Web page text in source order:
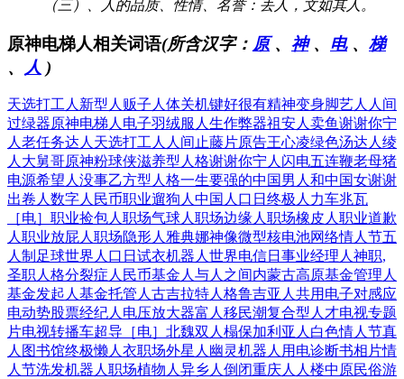
（三）、人的品质、性情、名誉：丢人，文如其人。
原神电梯人相关词语(所含汉字： 原、 神、 电、 梯
、
人 )
天选打工人 新型人贩子 人体关机键好很有精神变身脚艺人 人间
过绿器原神电梯人 电子羽绒服 人生作弊器祖安人卖鱼谢谢你宁
人 老任务达人 天选打工人 人间止藤片原告王心凌绿色汤达人 绫
人大舅哥原神粉球侠滋养型人格谢谢你宁人 闪电五连鞭老母猪
电源希望人没事乙方型人格一生要强的中国男人和中国女谢谢
出卷人 数字人民币职业遛狗人 中国人口日 终极人力车兆瓦
［电］ 职业捡包人 职场气球人 职场边缘人 职场橡皮人 职业道歉
人 职业放屁人 职场隐形人 雅典娜神像微型核电池网络情人节五
人制足球世界人口日 试衣机器人 世界电信日 事业经理人 神职,
圣职 人格分裂症 人民币基金 人与人之间内蒙古高原基金管理人
基金发起人 基金托管人 古吉拉特人 格鲁吉亚人 共用电子对感应
电动势股票经纪人 电压放大器富人移民潮复合型人才电视专题
片电视转播车超导［电］ 北魏双人榻保加利亚人 白色情人节真
人图书馆终极懒人衣职场外星人 幽灵机器人 用电诊断书相片情
人节洗发机器人 职场植物人 异乡人倒闭重庆人人楼中原民俗游